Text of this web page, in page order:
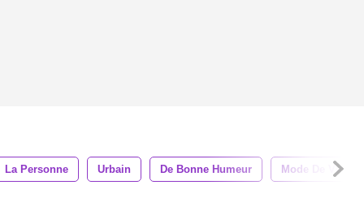
La Personne Urbain De Bonne Humeur Mode De Vie